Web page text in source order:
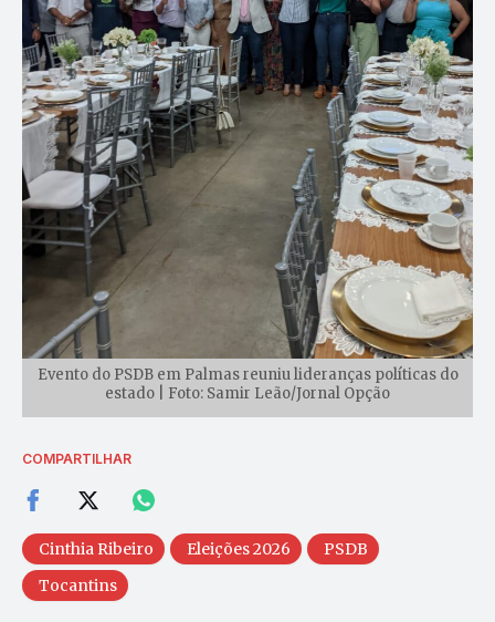
Evento do PSDB em Palmas reuniu lideranças políticas do
estado | Foto: Samir Leão/Jornal Opção
COMPARTILHAR
Cinthia Ribeiro Eleições 2026
PSDB
Tocantins